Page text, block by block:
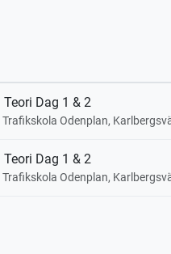
Teori Dag 1 & 2
Odenplan,
Teori Dag 1 & 2
Odenplan,